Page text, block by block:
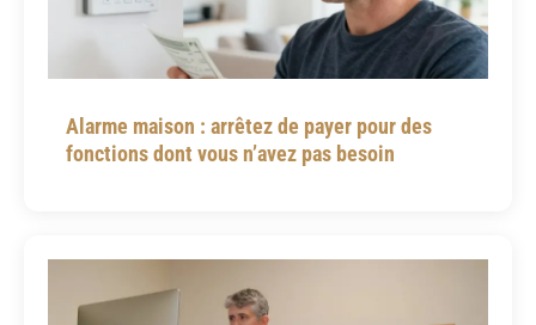
Alarme maison : arrêtez de payer pour des
fonctions dont vous n’avez pas besoin